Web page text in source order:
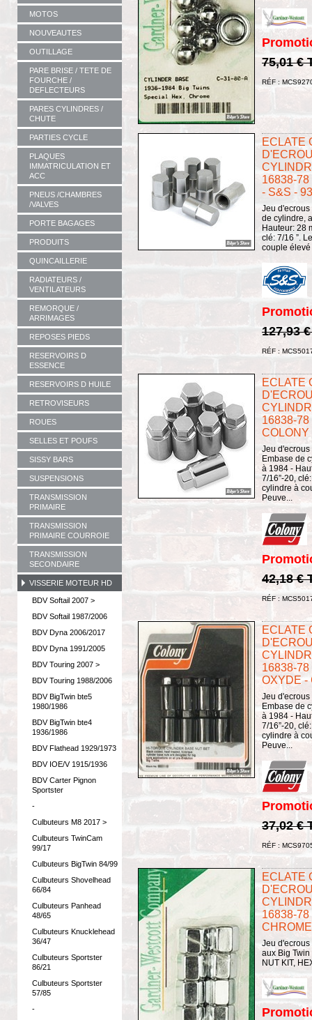
MOTOS
NOUVEAUTES
OUTILLAGE
PARE BRISE / TETE DE
FOURCHE /
DEFLECTEURS
PARES CYLINDRES /
CHUTE
PARTIES CYCLE
PLAQUES
IMMATRICULATION ET
ACC
PNEUS /CHAMBRES
/VALVES
PORTE BAGAGES
PRODUITS
QUINCAILLERIE
RADIATEURS /
VENTILATEURS
REMORQUE /
ARRIMAGES
REPOSES PIEDS
RESERVOIRS D
ESSENCE
RESERVOIRS D HUILE
RETROVISEURS
ROUES
SELLES ET POUFS
SISSY BARS
SUSPENSIONS
TRANSMISSION
PRIMAIRE
TRANSMISSION
PRIMAIRE COURROIE
TRANSMISSION
SECONDAIRE
VISSERIE MOTEUR HD
BDV Softail 2007 >
BDV Softail 1987/2006
BDV Dyna 2006/2017
BDV Dyna 1991/2005
BDV Touring 2007 >
BDV Touring 1988/2006
BDV BigTwin bte5
1980/1986
BDV BigTwin bte4
1936/1986
BDV Flathead 1929/1973
BDV IOE/V 1915/1936
BDV Carter Pignon
Sportster
-
Culbuteurs M8 2017 >
Culbuteurs TwinCam
99/17
Culbuteurs BigTwin 84/99
Culbuteurs Shovelhead
66/84
Culbuteurs Panhead
48/65
Culbuteurs Knucklehead
36/47
Culbuteurs Sportster
86/21
Culbuteurs Sportster
57/85
-
75,01 €
RÉF :
ECLATE
16838-78
- S&S -
Jeu
de cylindre,
Hauteur: 28
clé: 7/16 ”.
couple
127,93
RÉF :
ECLATE
16838-78
COLONY
Jeu
Embase de
à 1984 -
7/16”-20,
cylindre à
Peuve...
42,18 €
RÉF :
ECLATE
16838-78
OXYDE -
Jeu
Embase de
à 1984 -
7/16”-20,
cylindre à
Peuve...
37,02 €
RÉF :
ECLATE
16838-78
Jeu
aux Big
NUT KIT,